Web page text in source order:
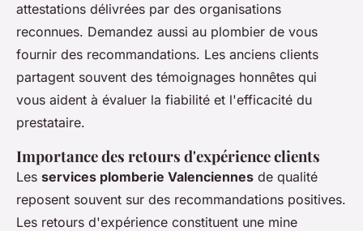
attestations délivrées par des organisations
reconnues. Demandez aussi au plombier de vous
fournir des recommandations. Les anciens clients
partagent souvent des témoignages honnêtes qui
vous aident à évaluer la fiabilité et l'efficacité du
prestataire.
Importance des retours d'expérience clients
Les services plomberie Valenciennes de qualité
reposent souvent sur des recommandations positives.
Les retours d'expérience constituent une mine